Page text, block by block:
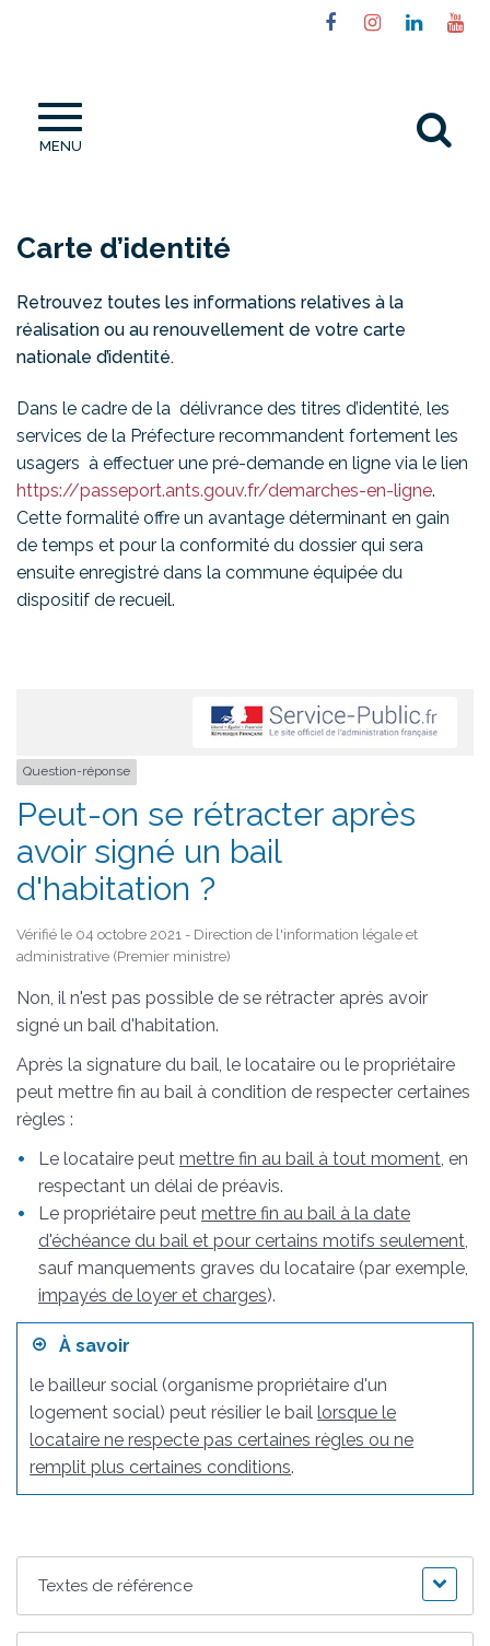
Lien
Facebook
Lien
Instagram
Lien
MENU
Carte d’identité
Retrouvez toutes les informations relatives à la
réalisation ou au renouvellement de votre carte
nationale d’identité.
Dans le cadre de la délivrance des titres d’identité, les
services de la Préfecture recommandent fortement les
usagers à effectuer une pré-demande en ligne via le lien
https://passeport.ants.gouv.fr/demarches-en-ligne.
Cette formalité offre un avantage déterminant en gain
de temps et pour la conformité du dossier qui sera
ensuite enregistré dans la commune équipée du
dispositif de recueil.
Question-réponse
Peut-on se rétracter après
avoir signé un bail
d'habitation ?
Vérifié le 04 octobre 2021 - Direction de l'information légale et
administrative (Premier ministre)
Non, il n'est pas possible de se rétracter après avoir
signé un bail d'habitation.
Après la signature du bail, le locataire ou le propriétaire
peut mettre fin au bail à condition de respecter certaines
règles :
Le locataire peut mettre fin au bail à tout moment, en
respectant un délai de préavis.
Le propriétaire peut mettre fin au bail à la date
d'échéance du bail et pour certains motifs seulement,
sauf manquements graves du locataire (par exemple,
impayés de loyer et charges).
À savoir
le bailleur social (organisme propriétaire d'un
logement social) peut résilier le baillorsque le
locataire ne respecte pas certaines règles ou ne
remplit plus certaines conditions.
Textes de référence